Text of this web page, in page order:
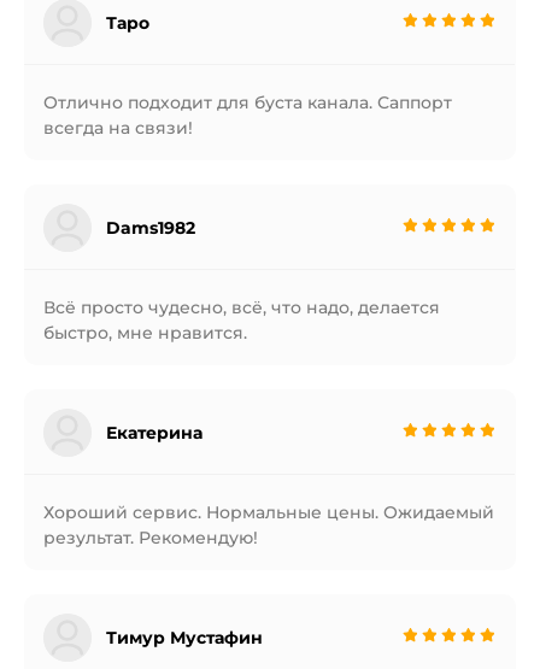
Таро
Отлично подходит для буста канала. Саппорт
всегда на связи!
Dams1982
Всё просто чудесно, всё, что надо, делается
быстро, мне нравится.
Екатерина
Хороший сервис. Нормальные цены. Ожидаемый
результат. Рекомендую!
Тимур Мустафин